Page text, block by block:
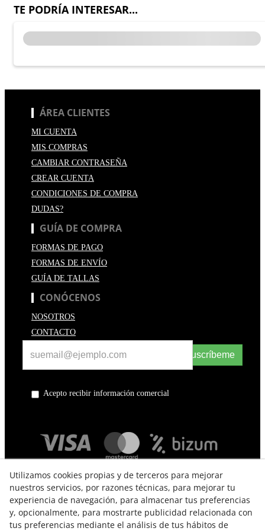
TE PODRÍA INTERESAR...
ÁREA CLIENTES
MI CUENTA
MIS COMPRAS
CAMBIAR CONTRASEÑA
CREAR CUENTA
CONDICIONES DE COMPRA
DUDAS?
GUÍA DE COMPRA
FORMAS DE PAGO
FORMAS DE ENVÍO
GUÍA DE TALLAS
CONÓCENOS
NOSOTROS
CONTACTO
Suscríbeme
Acepto recibir información comercial
Utilizamos cookies propias y de terceros para mejorar
nuestros servicios, por razones técnicas, para mejorar tu
experiencia de navegación, para almacenar tus preferencias
y, opcionalmente, para mostrarte publicidad relacionada con
tus preferencias mediante el análisis de tus hábitos de